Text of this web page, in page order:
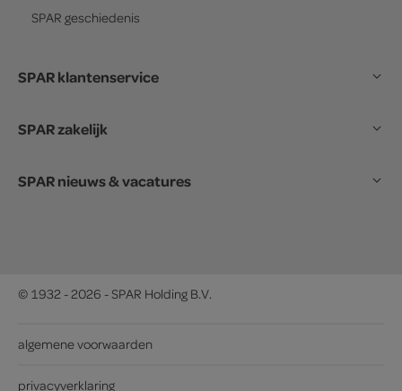
SPAR geschiedenis
SPAR klantenservice
SPAR zakelijk
SPAR nieuws & vacatures
© 1932 - 2026 - SPAR Holding B.V.
algemene voorwaarden
privacyverklaring